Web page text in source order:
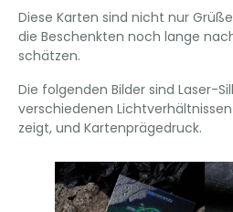
Diese Karten sind nicht nur
die Beschenkten noch lange
schätzen.
Die folgenden Bilder sind Laser-
verschiedenen
zeigt, und Kartenprägedruck.